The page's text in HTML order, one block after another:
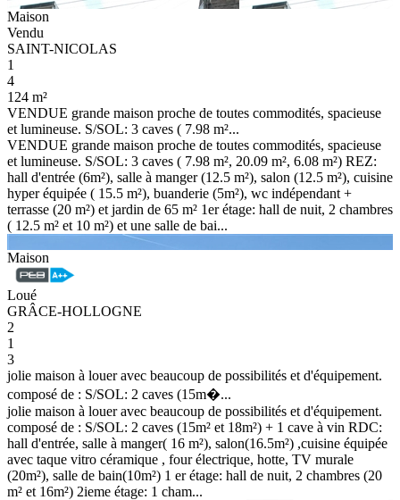
Maison
Vendu
SAINT-NICOLAS
1
4
124 m²
VENDUE grande maison proche de toutes commodités, spacieuse
et lumineuse. S/SOL: 3 caves ( 7.98 m²...
VENDUE grande maison proche de toutes commodités, spacieuse
et lumineuse. S/SOL: 3 caves ( 7.98 m², 20.09 m², 6.08 m²) REZ:
hall d'entrée (6m²), salle à manger (12.5 m²), salon (12.5 m²), cuisine
hyper équipée ( 15.5 m²), buanderie (5m²), wc indépendant +
terrasse (20 m²) et jardin de 65 m² 1er étage: hall de nuit, 2 chambres
( 12.5 m² et 10 m²) et une salle de bai...
Maison
Loué
GRÂCE-HOLLOGNE
2
1
3
jolie maison à louer avec beaucoup de possibilités et d'équipement.
composé de : S/SOL: 2 caves (15m�...
jolie maison à louer avec beaucoup de possibilités et d'équipement.
composé de : S/SOL: 2 caves (15m² et 18m²) + 1 cave à vin RDC:
hall d'entrée, salle à manger( 16 m²), salon(16.5m²) ,cuisine équipée
avec taque vitro céramique , four électrique, hotte, TV murale
(20m²), salle de bain(10m²) 1 er étage: hall de nuit, 2 chambres (20
m² et 16m²) 2ieme étage: 1 cham...